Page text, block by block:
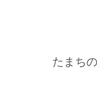
たまち